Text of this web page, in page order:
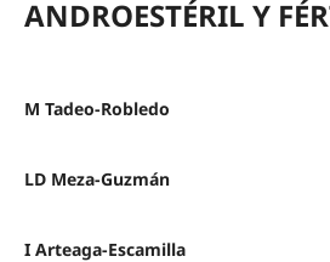
ANDROESTÉRIL Y
M Tadeo-Robledo
LD Meza-Guzmán
I Arteaga-Escamilla